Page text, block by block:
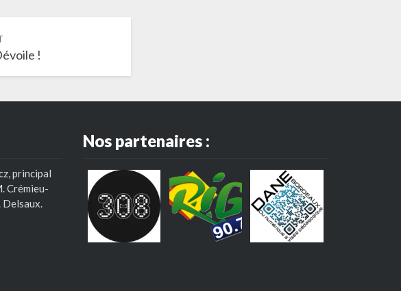
!
principal
Crémieu-
Delsaux.
Nos partenaires :